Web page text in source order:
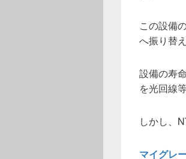
この設備
へ振り替
設備の寿
を光回線
しかし、
マイグレ